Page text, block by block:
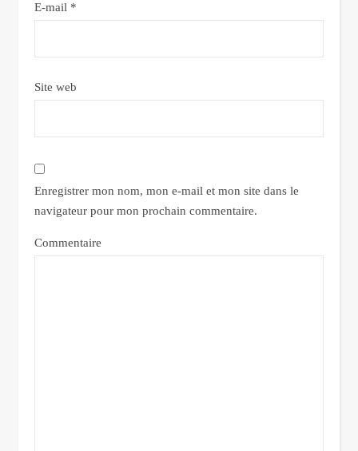
E-mail *
Site web
Enregistrer mon nom, mon e-mail et mon site dans le
navigateur pour mon prochain commentaire.
Commentaire